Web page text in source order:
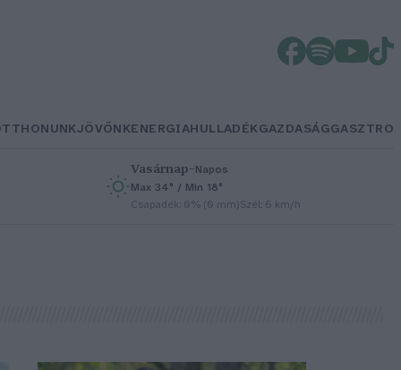
JÖVŐNKENERGIAHULLADÉKGAZDASÁGGASZTRO
Vasárnap–Napos
Max 34° / Min 18°
Csapadék: 0% (0 mm)Szél: 6 km/h